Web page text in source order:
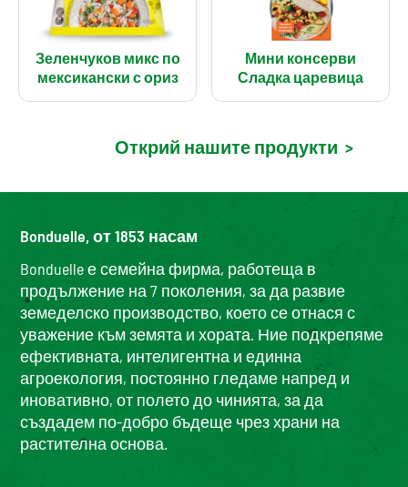
Зеленчуков микс по
мексикански с ориз
Мини консерви
Сладка царевица
Открий нашите продукти >
Bonduelle, от 1853 насам
Bonduelle е семейна фирма, работеща в
продължение на 7 поколения, за да развие
земеделско производство, което се отнася с
уважение към земята и хората. Ние подкрепяме
ефективната, интелигентна и единна
агроекология, постоянно гледаме напред и
иновативно, от полето до чинията, за да
създадем по-добро бъдеще чрез храни на
растителна основа.